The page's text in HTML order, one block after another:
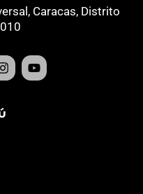
Caracas, Distrito